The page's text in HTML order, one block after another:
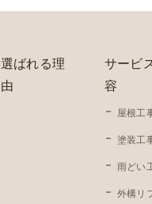
選ばれる理
由
サービ
容
屋根工
塗装工
雨どい
外構リ